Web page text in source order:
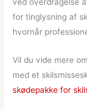
for tinglysning af
hvornår
Vil du vide mere
med et
skødepakke for